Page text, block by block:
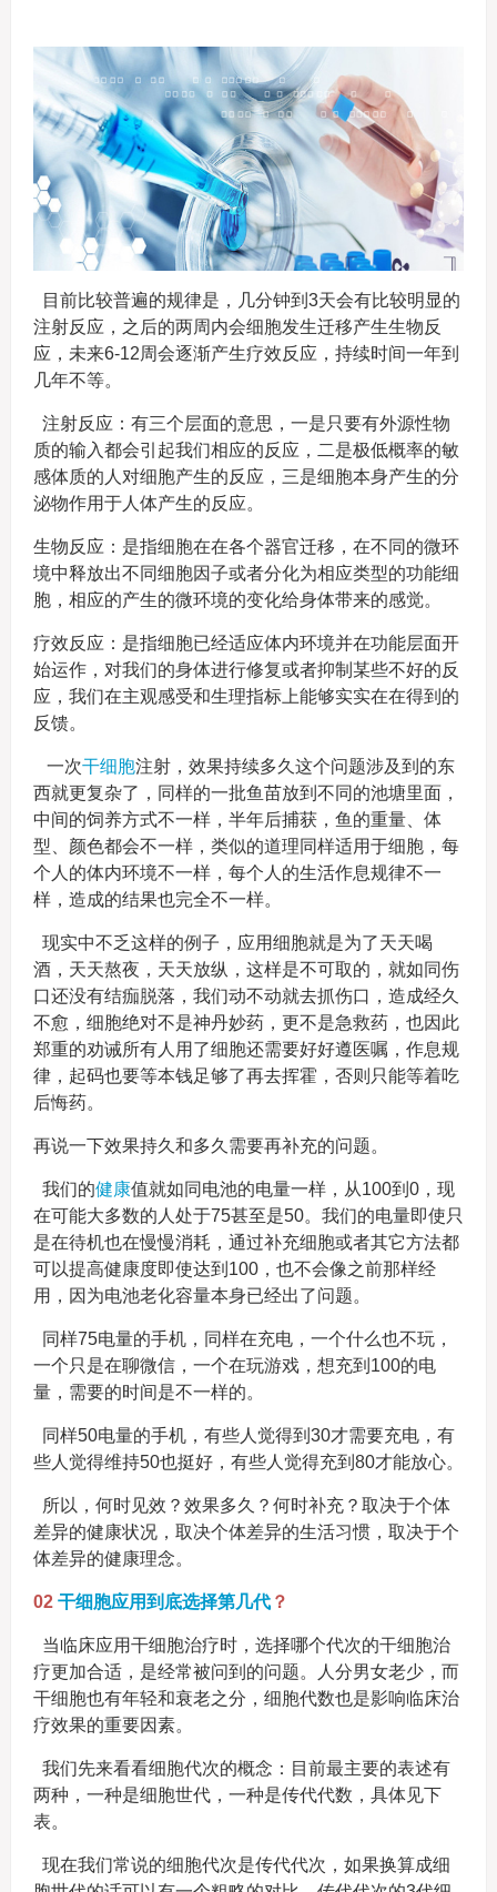
目前比较普遍的规律是，几分钟到3天会有比较明显的
注射反应，之后的两周内会细胞发生迁移产生生物反
应，未来6-12周会逐渐产生疗效反应，持续时间一年到
几年不等。
注射反应：有三个层面的意思，一是只要有外源性物
质的输入都会引起我们相应的反应，二是极低概率的敏
感体质的人对细胞产生的反应，三是细胞本身产生的分
泌物作用于人体产生的反应。
生物反应：是指细胞在在各个器官迁移，在不同的微环
境中释放出不同细胞因子或者分化为相应类型的功能细
胞，相应的产生的微环境的变化给身体带来的感觉。
疗效反应：是指细胞已经适应体内环境并在功能层面开
始运作，对我们的身体进行修复或者抑制某些不好的反
应，我们在主观感受和生理指标上能够实实在在得到的
反馈。
一次干细胞注射，效果持续多久这个问题涉及到的东
西就更复杂了，同样的一批鱼苗放到不同的池塘里面，
中间的饲养方式不一样，半年后捕获，鱼的重量、体
型、颜色都会不一样，类似的道理同样适用于细胞，每
个人的体内环境不一样，每个人的生活作息规律不一
样，造成的结果也完全不一样。
现实中不乏这样的例子，应用细胞就是为了天天喝
酒，天天熬夜，天天放纵，这样是不可取的，就如同伤
口还没有结痂脱落，我们动不动就去抓伤口，造成经久
不愈，细胞绝对不是神丹妙药，更不是急救药，也因此
郑重的劝诫所有人用了细胞还需要好好遵医嘱，作息规
律，起码也要等本钱足够了再去挥霍，否则只能等着吃
后悔药。
再说一下效果持久和多久需要再补充的问题。
我们的健康值就如同电池的电量一样，从100到0，现
在可能大多数的人处于75甚至是50。我们的电量即使只
是在待机也在慢慢消耗，通过补充细胞或者其它方法都
可以提高健康度即使达到100，也不会像之前那样经
用，因为电池老化容量本身已经出了问题。
同样75电量的手机，同样在充电，一个什么也不玩，
一个只是在聊微信，一个在玩游戏，想充到100的电
量，需要的时间是不一样的。
同样50电量的手机，有些人觉得到30才需要充电，有
些人觉得维持50也挺好，有些人觉得充到80才能放心。
所以，何时见效？效果多久？何时补充？取决于个体
差异的健康状况，取决个体差异的生活习惯，取决于个
体差异的健康理念。
02 干细胞应用到底选择第几代？
当临床应用干细胞治疗时，选择哪个代次的干细胞治
疗更加合适，是经常被问到的问题。人分男女老少，而
干细胞也有年轻和衰老之分，细胞代数也是影响临床治
疗效果的重要因素。
我们先来看看细胞代次的概念：目前最主要的表述有
两种，一种是细胞世代，一种是传代代数，具体见下
表。
现在我们常说的细胞代次是传代代次，如果换算成细